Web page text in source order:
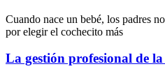
Cuando nace un bebé, los padres
por elegir el cochecito más
La gestión profesional de